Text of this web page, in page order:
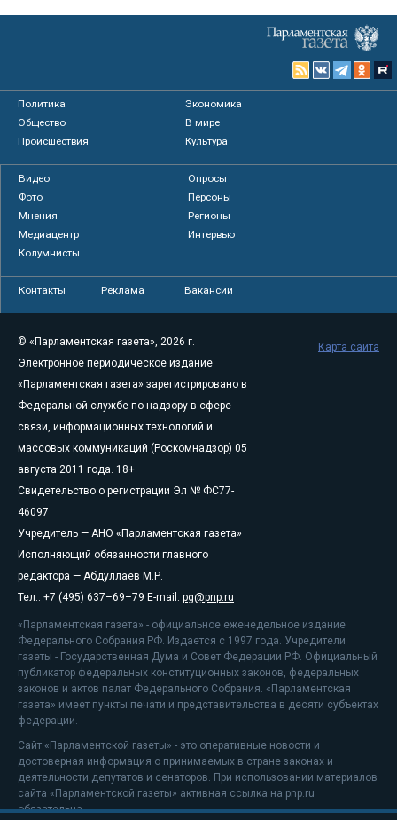
Политика
Экономика
Общество
В мире
Происшествия
Культура
Видео
Опросы
Фото
Персоны
Мнения
Регионы
Медиацентр
Интервью
Колумнисты
Контакты Реклама Вакансии
© «Парламентская газета», 2026 г.
Электронное периодическое издание
«Парламентская газета» зарегистрировано в
Федеральной службе по надзору в сфере
связи, информационных технологий и
массовых коммуникаций (Роскомнадзор) 05
августа 2011 года. 18+
Свидетельство о регистрации Эл № ФС77-
46097
Учредитель — АНО «Парламентская газета»
Исполняющий обязанности главного
редактора — Абдуллаев М.Р.
Тел.: +7 (495) 637–69–79 E-mail: pg@pnp.ru
«Парламентская газета» - официальное еженедельное издание
Федерального Собрания РФ. Издается с 1997 года. Учредители
газеты - Государственная Дума и Совет Федерации РФ. Официальный
публикатор федеральных конституционных законов, федеральных
законов и актов палат Федерального Собрания. «Парламентская
газета» имеет пункты печати и представительства в десяти субъектах
федерации.
Сайт «Парламентской газеты» - это оперативные новости и
достоверная информация о принимаемых в стране законах и
деятельности депутатов и сенаторов. При использовании материалов
сайта «Парламентской газеты» активная ссылка на pnp.ru
обязательна.
Карта сайта